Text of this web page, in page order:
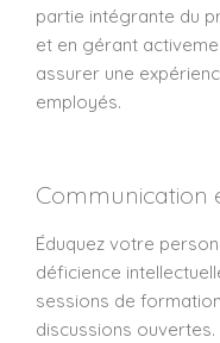
partie intégrante du
et en gérant
assurer une
employés.
Communication
Éduquez votre
déficience
sessions de
discussions